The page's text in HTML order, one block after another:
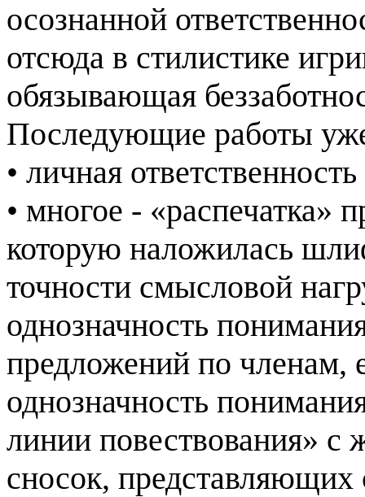
осознанной
отсюда в стилистике
обязывающая
Последующие работы
• личная
• многое - «распечатка»
которую наложилась
точности смысловой
однозначность
предложений по членам,
однозначность
линии повествования»
сносок,